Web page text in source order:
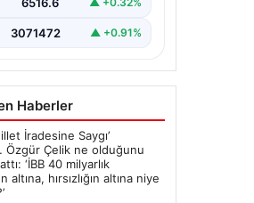
3071472 ▲ +0.91%
Haberler
İradesine Saygı’
Çelik ne olduğunu
‘İBB 40 milyarlık
hırsızlığın altına niye